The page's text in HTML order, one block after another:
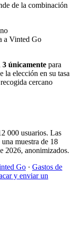
de la combinación
a Vinted Go
3 únicamente para
la elección en su tasa
cercano
000 usuarios. Las
muestra de 18
2026, anonimizados.
Go · Gastos de
y enviar un